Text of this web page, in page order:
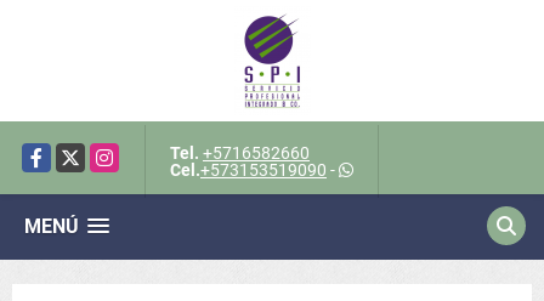
Facebook
X Instagram Tel. +5716582660
Cel.+573153519090 -
MENÚ